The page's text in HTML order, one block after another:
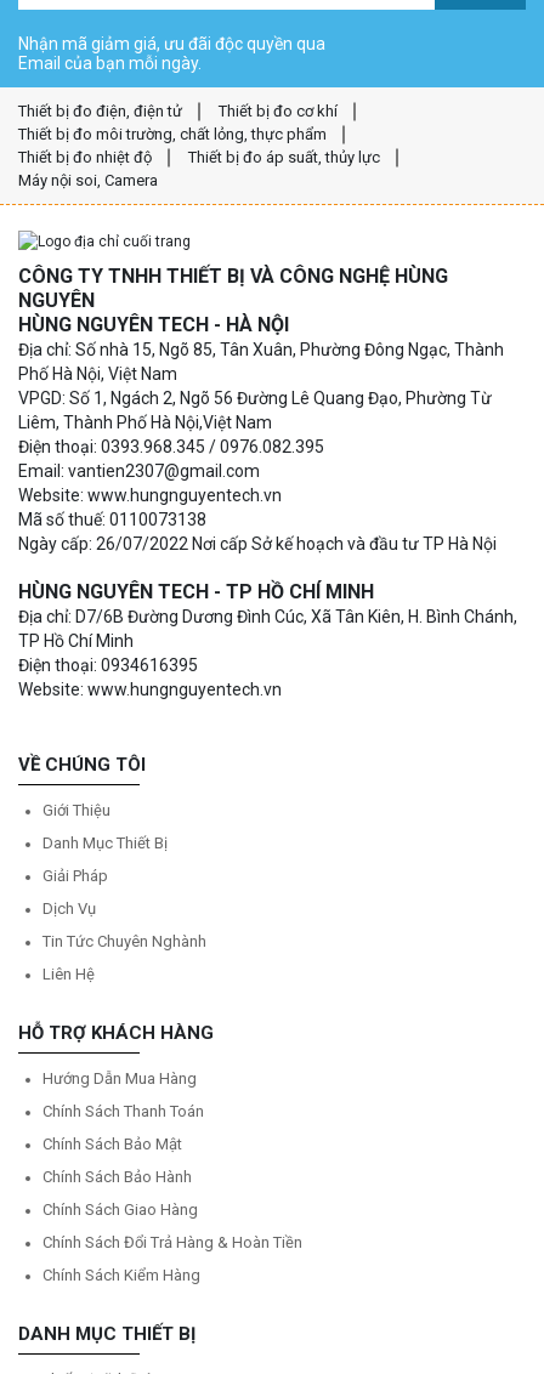
Nhận mã giảm giá, ưu đãi độc quyền qua
Email của bạn mỗi ngày.
Thiết bị đo điện, điện tử
Thiết bị đo cơ khí
Thiết bị đo môi trường, chất lỏng, thực phẩm
Thiết bị đo nhiệt độ
Thiết bị đo áp suất, thủy lực
Máy nội soi, Camera
CÔNG TY TNHH THIẾT BỊ VÀ CÔNG NGHỆ HÙNG
NGUYÊN
HÙNG NGUYÊN TECH - HÀ NỘI
Địa chỉ: Số nhà 15, Ngõ 85, Tân Xuân, Phường Đông Ngạc, Thành
Phố Hà Nội, Việt Nam
VPGD: Số 1, Ngách 2, Ngõ 56 Đường Lê Quang Đạo, Phường Từ
Liêm, Thành Phố Hà Nội,Việt Nam
Điện thoại: 0393.968.345 / 0976.082.395
Email: vantien2307@gmail.com
Website: www.hungnguyentech.vn
Mã số thuế: 0110073138
Ngày cấp: 26/07/2022 Nơi cấp Sở kế hoạch và đầu tư TP Hà Nội
HÙNG NGUYÊN TECH - TP HỒ CHÍ MINH
Địa chỉ: D7/6B Đường Dương Đình Cúc, Xã Tân Kiên, H. Bình Chánh,
TP Hồ Chí Minh
Điện thoại: 0934616395
Website: www.hungnguyentech.vn
VỀ CHÚNG TÔI
Giới Thiệu
Danh Mục Thiết Bị
Giải Pháp
Dịch Vụ
Tin Tức Chuyên Nghành
Liên Hệ
HỖ TRỢ KHÁCH HÀNG
Hướng Dẫn Mua Hàng
Chính Sách Thanh Toán
Chính Sách Bảo Mật
Chính Sách Bảo Hành
Chính Sách Giao Hàng
Chính Sách Đổi Trả Hàng & Hoàn Tiền
Chính Sách Kiểm Hàng
DANH MỤC THIẾT BỊ